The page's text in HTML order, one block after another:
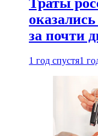
за почти
1 год спустя1